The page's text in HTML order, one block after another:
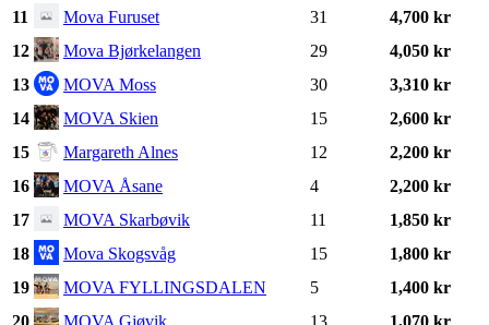
11 Mova Furuset 31
4,700 kr
12
Mova Bjørkelangen 29
4,050 kr
13
MOVA Moss 30
3,310 kr
14
MOVA Skien 15
2,600 kr
15
Margareth Alnes 12
2,200 kr
16
MOVA Åsane 4
2,200 kr
17
MOVA Skarbøvik 11
1,850 kr
18
Mova Skogsvåg 15
1,800 kr
19
MOVA FYLLINGSDALEN 5
1,400 kr
20
MOVA Gjøvik 13
1,070 kr